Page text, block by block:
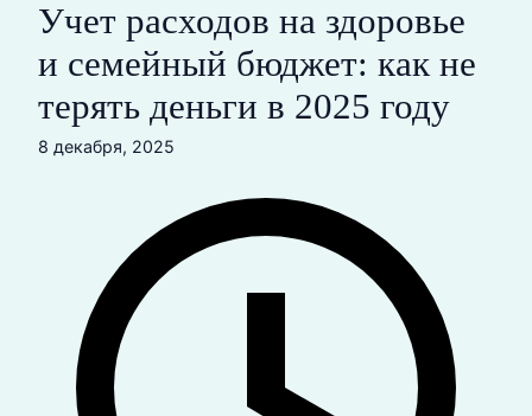
Учет расходов на здоровье
и семейный бюджет: как не
терять деньги в 2025 году
8 декабря, 2025